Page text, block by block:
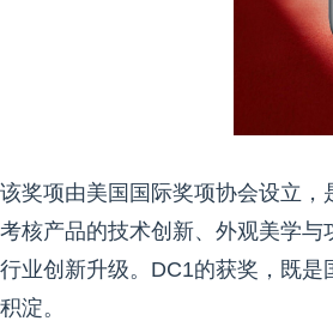
该奖项由美国国际奖项协会设立，
考核产品的技术创新、外观美学
行业创新升级。DC1的获奖，既
积淀。